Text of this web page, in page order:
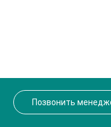
Позвонить